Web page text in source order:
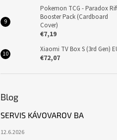
Pokemon TCG - Paradox
Booster Pack (Cardboard
Cover)
€7,19
Xiaomi TV Box S (3rd Gen)
€72,07
Blog
SERVIS KÁVOVAROV BA
12.6.2026